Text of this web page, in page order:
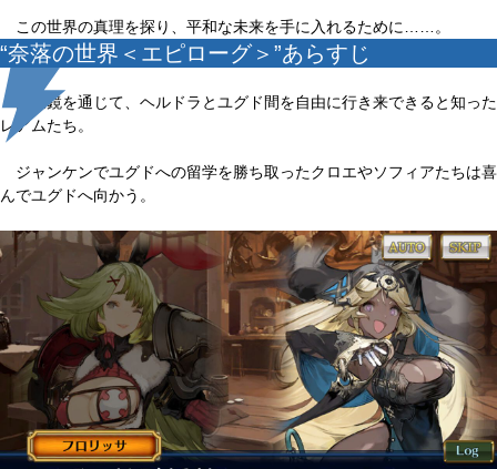
この世界の真理を探り、平和な未来を手に入れるために……。
“奈落の世界＜エピローグ＞”あらすじ
万象鏡を通じて、ヘルドラとユグド間を自由に行き来できると知った
レアムたち。
ジャンケンでユグドへの留学を勝ち取ったクロエやソフィアたちは喜
んでユグドへ向かう。